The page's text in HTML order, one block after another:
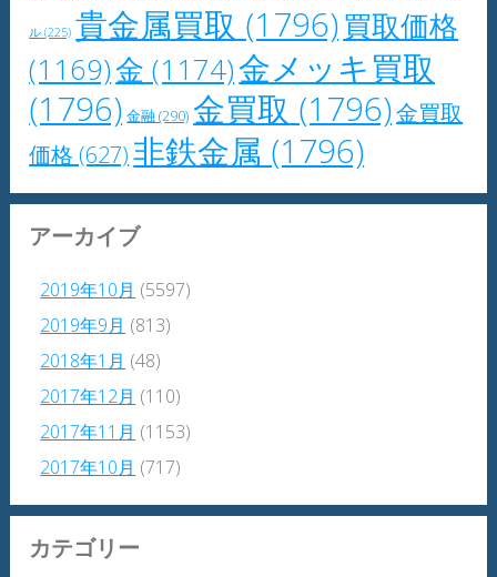
ル (225) 貴金属買取 (1796)買取価格
(1169)金 (1174)金メッキ買取
(1796) 金融(290) 金買取 (1796)金買取
価格 (627)非鉄金属 (1796)
アーカイブ
2019年10月 (5597)
2019年9月 (813)
2018年1月 (48)
2017年12月 (110)
2017年11月 (1153)
2017年10月 (717)
カテゴリー